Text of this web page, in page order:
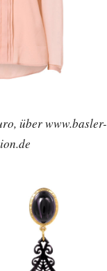
über www.basler-